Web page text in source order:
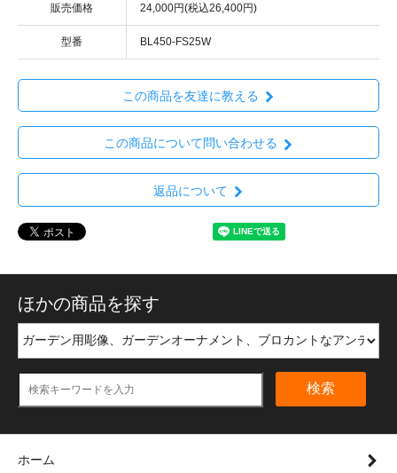
販売価格 24,000円(税込26,400円)
型番 BL450-FS25W
この商品を友達に教える
この商品について問い合わせる
返品について
ほかの商品を探す
検索
ホーム